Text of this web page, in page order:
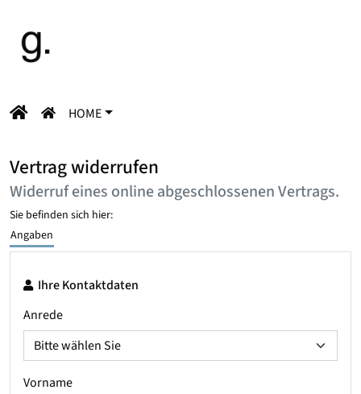
HOME
Vertrag widerrufen
Widerruf eines online abgeschlossenen Vertrags.
Sie befinden sich hier:
Angaben
Ihre Kontaktdaten
Anrede
Vorname